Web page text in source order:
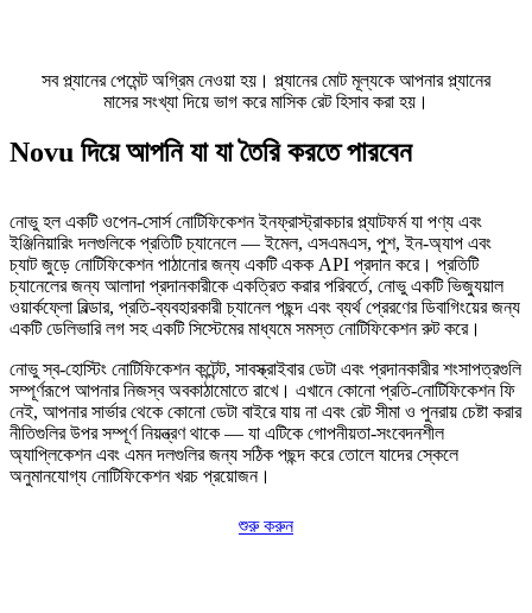
সব প্ল্যানের পেমেন্ট অগ্রিম নেওয়া হয়। প্ল্যানের মোট মূল্যকে আপনার প্ল্যানের
মাসের সংখ্যা দিয়ে ভাগ করে মাসিক রেট হিসাব করা হয়।
Novu দিয়ে আপনি যা যা তৈরি করতে পারবেন
নোভু হল একটি ওপেন-সোর্স নোটিফিকেশন ইনফ্রাস্ট্রাকচার প্ল্যাটফর্ম যা পণ্য এবং
ইঞ্জিনিয়ারিং দলগুলিকে প্রতিটি চ্যানেলে — ইমেল, এসএমএস, পুশ, ইন-অ্যাপ এবং
চ্যাট জুড়ে নোটিফিকেশন পাঠানোর জন্য একটি একক API প্রদান করে। প্রতিটি
চ্যানেলের জন্য আলাদা প্রদানকারীকে একত্রিত করার পরিবর্তে, নোভু একটি ভিজ্যুয়াল
ওয়ার্কফ্লো বিল্ডার, প্রতি-ব্যবহারকারী চ্যানেল পছন্দ এবং ব্যর্থ প্রেরণের ডিবাগিংয়ের জন্য
একটি ডেলিভারি লগ সহ একটি সিস্টেমের মাধ্যমে সমস্ত নোটিফিকেশন রুট করে।
নোভু স্ব-হোস্টিং নোটিফিকেশন কন্টেন্ট, সাবস্ক্রাইবার ডেটা এবং প্রদানকারীর শংসাপত্রগুলি
সম্পূর্ণরূপে আপনার নিজস্ব অবকাঠামোতে রাখে। এখানে কোনো প্রতি-নোটিফিকেশন ফি
নেই, আপনার সার্ভার থেকে কোনো ডেটা বাইরে যায় না এবং রেট সীমা ও পুনরায় চেষ্টা করার
নীতিগুলির উপর সম্পূর্ণ নিয়ন্ত্রণ থাকে — যা এটিকে গোপনীয়তা-সংবেদনশীল
অ্যাপ্লিকেশন এবং এমন দলগুলির জন্য সঠিক পছন্দ করে তোলে যাদের স্কেলে
অনুমানযোগ্য নোটিফিকেশন খরচ প্রয়োজন।
শুরু করুন